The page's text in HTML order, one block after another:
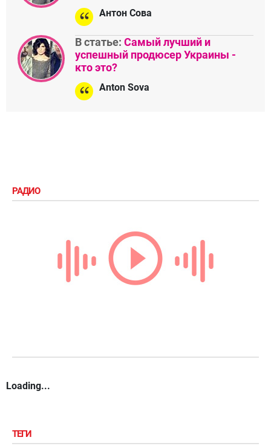
Антон Сова
В статье: Самый лучший и
успешный продюсер Украины -
кто это?
Anton Sova
РАДИО
Loading...
ТЕГИ